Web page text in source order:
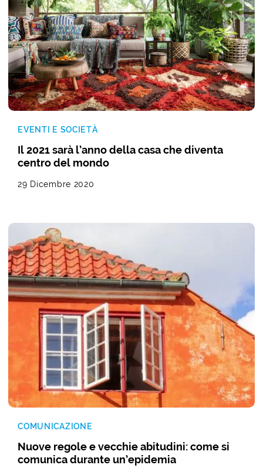
EVENTI E SOCIETÀ
Il 2021 sarà l’anno della casa che diventa
centro del mondo
29 Dicembre 2020
COMUNICAZIONE
Nuove regole e vecchie abitudini: come si
comunica durante un’epidemia